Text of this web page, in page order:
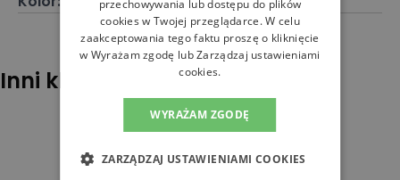
Inni klienci sprawdzali również
przechowywania lub dostępu do plików
cookies w Twojej przeglądarce. W celu
zaakceptowania tego faktu proszę o kliknięcie
w Wyrażam zgodę lub Zarządzaj ustawieniami
cookies.
WYRAŻAM ZGODĘ
ZARZĄDZAJ USTAWIENIAMI COOKIES